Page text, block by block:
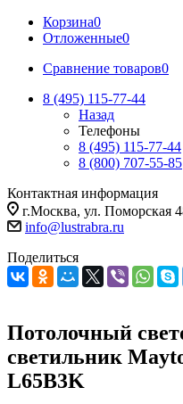
Корзина0
Отложенные0
Сравнение товаров0
8 (495) 115-77-44
Назад
Телефоны
8 (495) 115-77-44
8 (800) 707-55-85
Контактная информация
г.Москва, ул. Поморская
info@lustrabra.ru
Поделиться
Потолочный
светильник
L65B3K